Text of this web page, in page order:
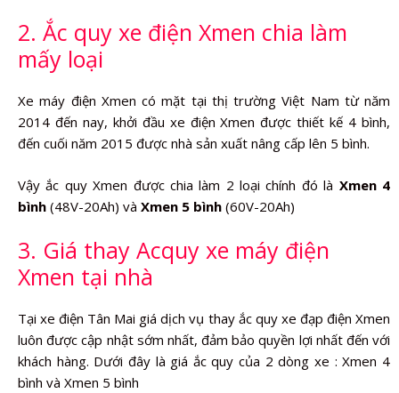
2. Ắc quy xe điện Xmen chia làm
mấy loại
Xe máy điện Xmen có mặt tại thị trường Việt Nam từ năm
2014 đến nay, khởi đầu xe điện Xmen được thiết kế 4 bình,
đến cuối năm 2015 được nhà sản xuất nâng cấp lên 5 bình.
Vậy ắc quy Xmen được chia làm 2 loại chính đó là Xmen 4
bình (48V-20Ah) và Xmen 5 bình (60V-20Ah)
3. Giá thay Acquy xe máy điện
Xmen tại nhà
Tại xe điện Tân Mai giá dịch vụ thay ắc quy xe đạp điện Xmen
luôn được cập nhật sớm nhất, đảm bảo quyền lợi nhất đến với
khách hàng. Dưới đây là giá ắc quy của 2 dòng xe : Xmen 4
bình và Xmen 5 bình